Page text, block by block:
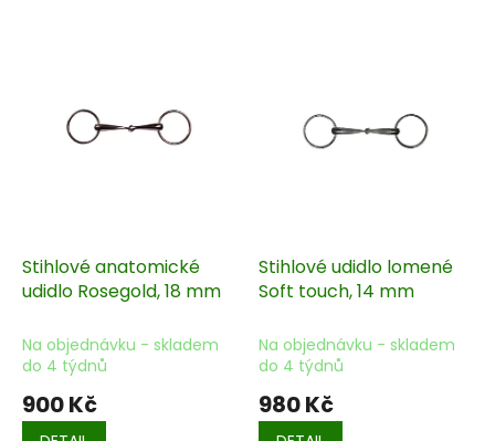
Stihlové anatomické
udidlo Rosegold, 18 mm
Na objednávku - skladem
do 4 týdnů
900 Kč
Stihlové udidlo lomené
Soft touch, 14 mm
Na objednávku - skladem
do 4 týdnů
980 Kč